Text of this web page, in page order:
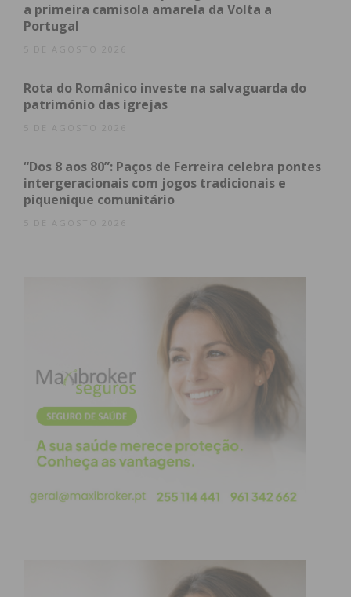
Subscreva a newsletter do
Assine nossa newsletter por e-mail e
condições
a primeira camisola amarela da Volta a
Portugal
5 DE AGOSTO 2026
Rota do Românico investe na salvaguarda do
património das igrejas
5 DE AGOSTO 2026
“Dos 8 aos 80”: Paços de Ferreira celebra pontes
intergeracionais com jogos tradicionais e
piquenique comunitário
5 DE AGOSTO 2026